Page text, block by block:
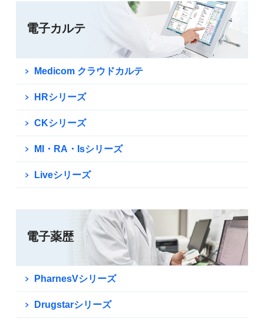
電子カルテ
Medicom クラウドカルテ
HRシリーズ
CKシリーズ
MI・RA・Isシリーズ
Liveシリーズ
電子薬歴
PharnesVシリーズ
Drugstarシリーズ